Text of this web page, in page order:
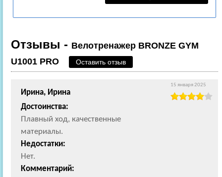
Отзывы - Велотренажер BRONZE GYM
U1001 PRO
Оставить отзыв
Ирина, Ирина
Достоинства:
Плавный ход, качественные
материалы.
Недостатки:
Нет.
Комментарий:
15 января 2025